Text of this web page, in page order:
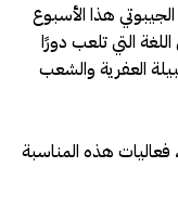
الشعب الجيبوتي هذا الأسبوع
التي تلعب دورًا
العفرية والشعب
هذه المناسبة